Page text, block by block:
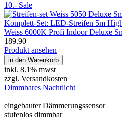
10.- Sale
Komplett-Set: LED-Streifen 5m
Weiss 6000K Profi Indoor Deluxe
189.90
Produkt ansehen
in den Warenkorb
inkl. 8.1% mwst
zzgl. Versandkosten
Dimmbares Nachtlicht
eingebauter Dämmerungssensor
stufenlos dimmbar